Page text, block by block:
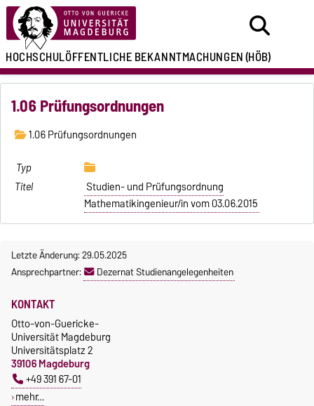
HOCHSCHULÖFFENTLICHEBEKANNTMACHUNGEN(HÖB)
1.06 Prüfungsordnungen
1.06 Prüfungsordnungen
Studien- und Prüfungsordnung
Mathematikingenieur/in vom 03.06.2015
Letzte Änderung: 29.05.2025
Ansprechpartner:
Dezernat Studienangelegenheiten
KONTAKT
Otto-von-Guericke-
Universität Magdeburg
Universitätsplatz 2
39106 Magdeburg
+49 391 67-01
mehr…